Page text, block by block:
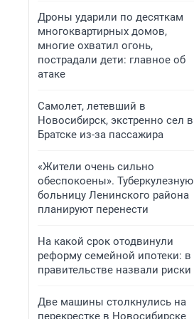
Дроны ударили по десяткам
многоквартирных домов,
многие охватил огонь,
пострадали дети: главное об
атаке
Самолет, летевший в
Новосибирск, экстренно сел в
Братске из-за пассажира
«Жители очень сильно
обеспокоены». Туберкулезную
больницу Ленинского района
планируют перенести
На какой срок отодвинули
реформу семейной ипотеки: в
правительстве назвали риски
Две машины столкнулись на
перекрестке в Новосибирске